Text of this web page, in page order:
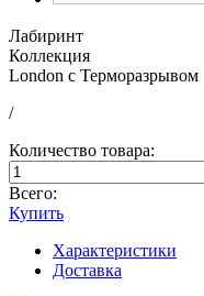
Лабиринт
Коллекция
London с Терморазрывом
/
Количество товара:
Всего:
Купить
Характеристики
Доставка